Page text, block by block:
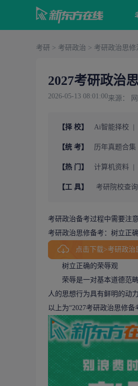
考研 > 考研政治 > 考研政治思修
2027考研政治
2026-05-13 08:01:00来源：
【择 校】 Ai智能择校
【统 考】 历年真题合集
【热 门】 计算机资料
【工 具】 考研院校查询
考研政治备考过程中需要注
考研政治思修备考：树立正
点击下载>考研政治
树立正确的荣辱观
荣辱是一对基本道德范畴
人的思想行为具有鲜明的动
以上为“2027考研政治思修